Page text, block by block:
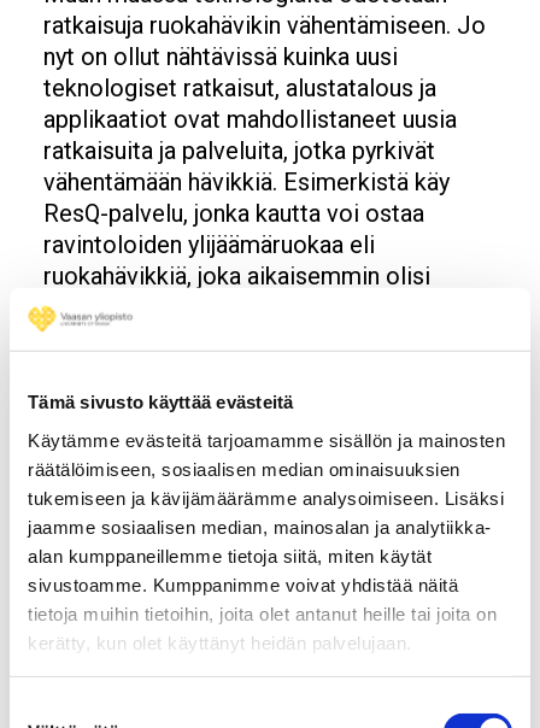
Tämä sivusto käyttää evästeitä
Käytämme evästeitä tarjoamamme sisällön ja mainosten
räätälöimiseen, sosiaalisen median ominaisuuksien
tukemiseen ja kävijämäärämme analysoimiseen. Lisäksi
jaamme sosiaalisen median, mainosalan ja analytiikka-
alan kumppaneillemme tietoja siitä, miten käytät
sivustoamme. Kumppanimme voivat yhdistää näitä
tietoja muihin tietoihin, joita olet antanut heille tai joita on
kerätty, kun olet käyttänyt heidän palvelujaan.
ratkaisuja ruokahävikin vähentämiseen. Jo
nyt on ollut nähtävissä kuinka uusi
teknologiset ratkaisut, alustatalous ja
applikaatiot ovat mahdollistaneet uusia
ratkaisuita ja palveluita, jotka pyrkivät
vähentämään hävikkiä. Esimerkistä käy
ResQ-palvelu, jonka kautta voi ostaa
ravintoloiden ylijäämäruokaa eli
ruokahävikkiä, joka aikaisemmin olisi
mennyt roskiin.
Teksti: Tiia Alkkiomäki, kuva: Mikko
Lehtimäki
Tietolaatikko
Artikkeli on julkaistu Vaasan
yliopistolehti Vox cordisin
numerossa 2/2019